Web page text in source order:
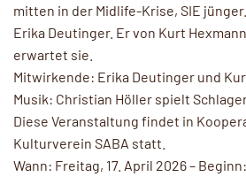
mitten in der Midlife-Krise, SIE
Erika Deutinger. Er von Kurt
erwartet sie.
Mitwirkende: Erika Deutinger und
Musik: Christian Höller spielt
Diese Veranstaltung findet in
Kulturverein SABA statt.
Wann: Freitag, 17. April 2026 –